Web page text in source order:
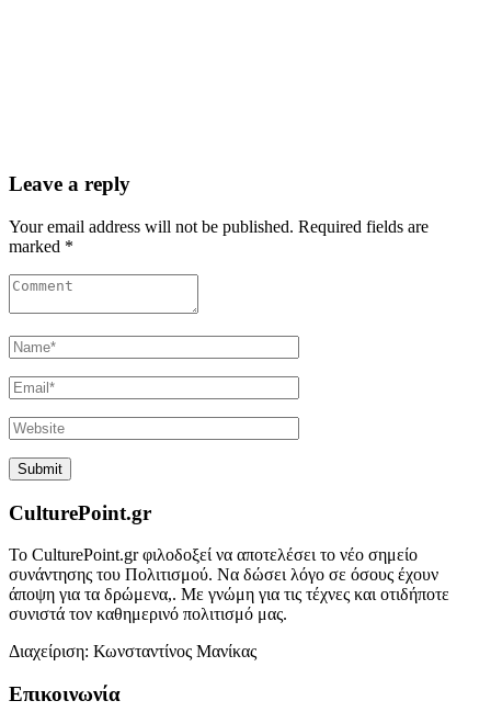
Leave a reply
Your email address will not be published. Required fields are
marked *
CulturePoint.gr
Το CulturePoint.gr φιλοδοξεί να αποτελέσει το νέο σημείο
συνάντησης του Πολιτισμού. Να δώσει λόγο σε όσους έχουν
άποψη για τα δρώμενα,. Με γνώμη για τις τέχνες και οτιδήποτε
συνιστά τον καθημερινό πολιτισμό μας.
Διαχείριση: Κωνσταντίνος Μανίκας
Επικοινωνία